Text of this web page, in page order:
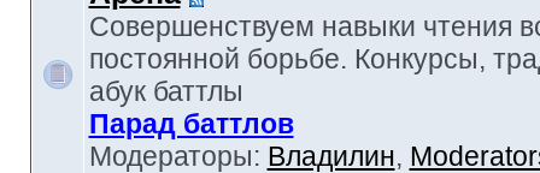
Совершенствуем навыки чтения
постоянной борьбе. Конкурсы,
абук баттлы
Парад баттлов
Модераторы: Владилин,